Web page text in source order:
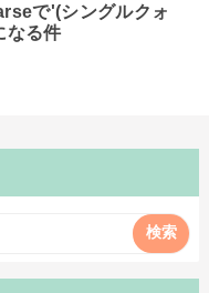
で'(シングルクォ
なる件